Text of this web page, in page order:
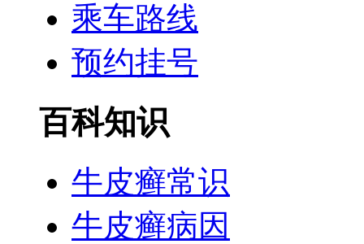
乘车路线
预约挂号
百科知识
牛皮癣常识
牛皮癣病因